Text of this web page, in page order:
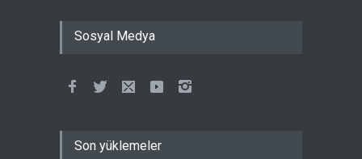
Sosyal Medya
Son yüklemeler